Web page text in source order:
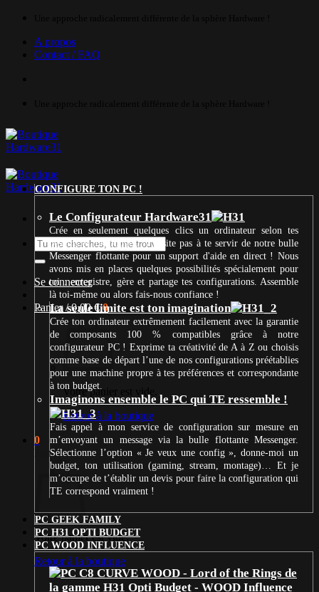
contenuA propos
Contact / FAQ
Recherche
pour :
Se connecter
Panier /0,00€ 0
Votre panier est vide.
Retour à la boutique
0
Panier
Votre panier est vide.
Retour à la boutique
CONFIGURE TON PC !
Le Configurateur Hardware31
Crée en seulement quelques clics un ordinateur selon tes
besoins et ton budget. N’hésite pas à te servir de notre bulle
Messenger flottante pour un support d'aide en direct ! Nous
avons mis en places quelques possibilités spécialement pour
toi : enregistre, gère et partage tes configurations. Assemble
là toi-même ou alors fais-nous confiance !
La seule limite est ton imagination
Crée ton ordinateur extrêmement facilement avec la garantie
de composants 100 % compatibles grâce à notre
configurateur PC ! Exprime ta créativité de A à Z ou choisis
comme base de départ l’une de nos configurations préétablies
pour une machine propre à tes préférences et correspondante
à ton budget.
Imaginons ensemble le PC qui TE ressemble !
Fais appel à mon service de configuration sur mesure en
m’envoyant un message via la bulle flottante Messenger.
Sélectionne l’option « Je veux une config », donne-moi un
budget, ton utilisation (gaming, stream, montage)… Et je
m’occupe de t’établir un devis pour faire la configuration qui
TE correspond vraiment !
PC GEEK FAMILY
PC H31 OPTI BUDGET
PC WOOD INFLUENCE